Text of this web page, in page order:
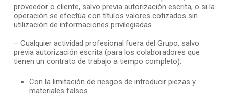
proveedor o cliente, salvo previa autorización escrita, o si la
operación se efectúa con títulos valores cotizados sin
utilización de informaciones privilegiadas.
– Cualquier actividad profesional fuera del Grupo, salvo
previa autorización escrita (para los colaboradores que
tienen un contrato de trabajo a tiempo completo).
Con la limitación de riesgos de introducir piezas y
materiales falsos.